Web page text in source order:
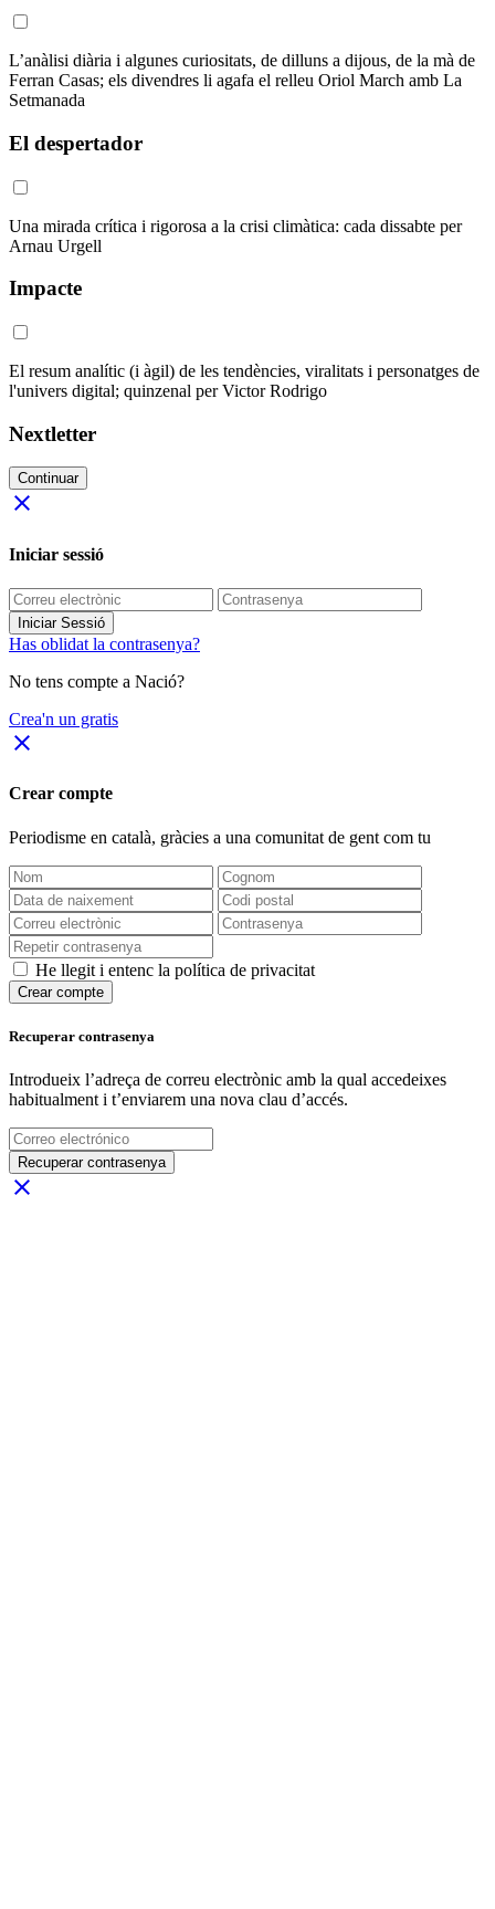
L’anàlisi diària i algunes curiositats, de dilluns a dijous, de la mà de
Ferran Casas; els divendres li agafa el relleu Oriol March amb La
Setmanada
El despertador
Una mirada crítica i rigorosa a la crisi climàtica: cada dissabte per
Arnau Urgell
Impacte
El resum analític (i àgil) de les tendències, viralitats i personatges de
l'univers digital; quinzenal per Victor Rodrigo
Nextletter
Continuar
close
Iniciar sessió
Iniciar Sessió
Has oblidat la contrasenya?
No tens compte a Nació?
Crea'n un gratis
close
Crear compte
Periodisme en català, gràcies a una comunitat de gent com tu
He llegit i entenc la política de privacitat
Crear compte
Recuperar contrasenya
Introdueix l’adreça de correu electrònic amb la qual accedeixes
habitualment i t’enviarem una nova clau d’accés.
Recuperar contrasenya
close